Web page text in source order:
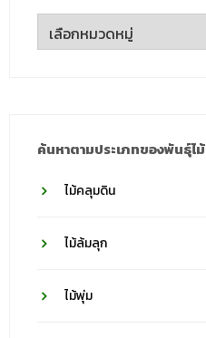
ค้นหา
ตาม
ค้นหาตามประเภทของพันธุ์ไม้
ไม้คลุมดิน
ไม้ล้มลุก
ไม้พุ่ม